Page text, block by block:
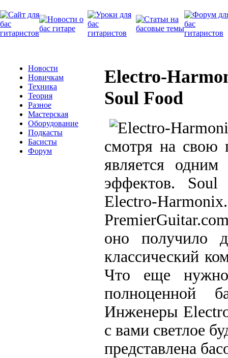
Новости
Новичкам
Техника
Теория
Разное
Мастерская
Оборудование
Подкасты
Басисты
Форум
Electro-
Soul Food
смотря на свою
является
эффектов.
Electro-
оно получило
классический
Что еще нужно
полноценной
Инженеры
с вами светлое
представлена